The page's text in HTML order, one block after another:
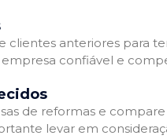
clientes anteriores para
confiável e
de reformas e
levar em